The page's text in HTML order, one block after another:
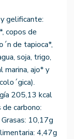
gelificante:
copos de
de tapioca*,
soja, trigo,
marina, ajo* y
205,13 kcal
carbono:
10,17g
4,47g